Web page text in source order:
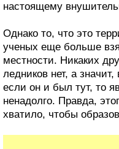
настоящему
Однако то, что это
ученых еще больше
местности. Никаких
ледников нет, а
если он и был тут, то
ненадолго. Правда,
хватило, чтобы